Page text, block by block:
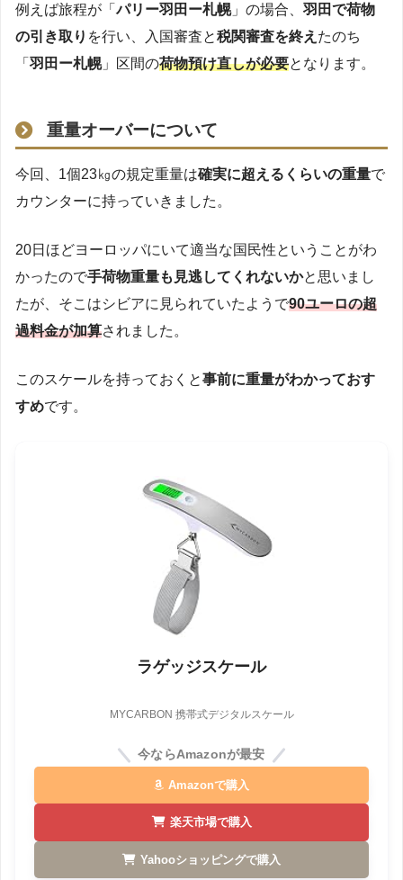
例えば旅程が「パリー羽田ー札幌」の場合、 羽田で荷物
の引き取り を行い、入国審査と税関審査を終え たのち
「 羽田ー札幌」区間の荷物預け直しが必要となります。
重量オーバーについて
今回、1個23㎏の規定重量は確実に超えるくらいの重量で
カウンターに持っていきました。
20日ほどヨーロッパにいて適当な国民性ということがわ
かったので手荷物重量も見逃してくれないかと思いまし
たが、そこはシビアに見られていたようで90ユーロの超
過料金が加算されました。
このスケールを持っておくと事前に重量がわかっておす
すめです。
ラゲッジスケール
MYCARBON 携帯式デジタルスケール
今ならAmazonが最安
Amazonで購入
楽天市場で購入
Yahooショッピングで購入